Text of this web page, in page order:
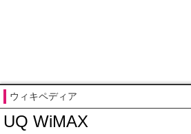
ウィキペディア
UQ WiMAX